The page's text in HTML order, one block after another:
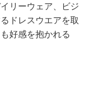
リーウェア、ビジ
ドレスウエアを取
好感を抱かれる